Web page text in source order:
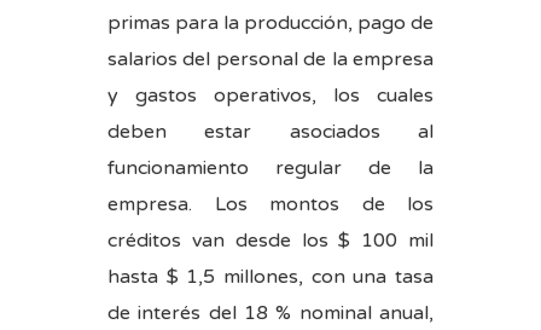
primas para la producción, pago de
salarios del personal de la empresa
y gastos operativos, los cuales
deben estar asociados al
funcionamiento regular de la
empresa. Los montos de los
créditos van desde los $ 100 mil
hasta $ 1,5 millones, con una tasa
de interés del 18 % nominal anual,